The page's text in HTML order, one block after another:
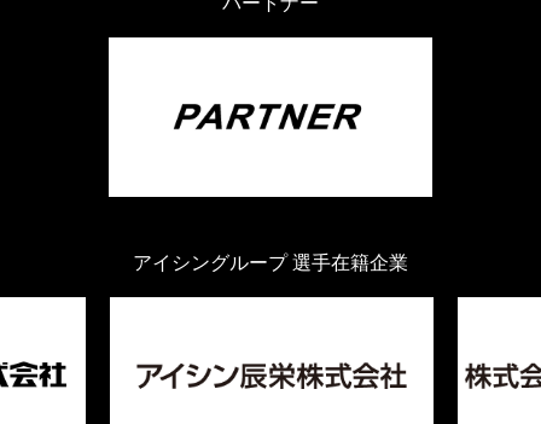
アイシングループ 選手在籍企業